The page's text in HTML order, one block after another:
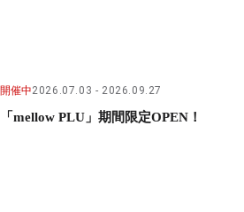
開催中2026.07.03 2026.09.27
「mellow PLU」期間限定OPEN！